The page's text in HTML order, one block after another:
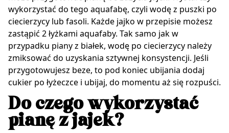
wykorzystać do tego aquafabę, czyli wodę z puszki po
ciecierzycy lub fasoli. Każde jajko w przepisie możesz
zastąpić 2 łyżkami aquafaby. Tak samo jak w
przypadku piany z białek, wodę po ciecierzycy należy
zmiksować do uzyskania sztywnej konsystencji. Jeśli
przygotowujesz beze, to pod koniec ubijania dodaj
cukier po łyżeczce i ubijaj, do momentu aż się rozpuści.
Do czego wykorzystać
pianę z jajek?